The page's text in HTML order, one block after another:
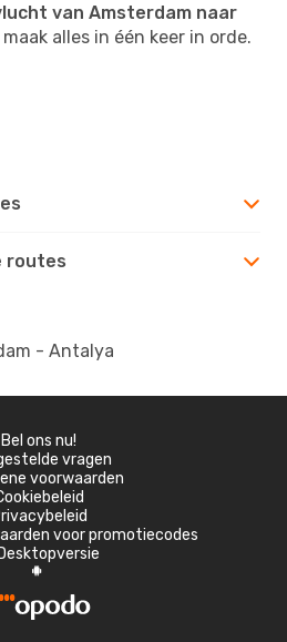
van Amsterdam naar
maak alles in één keer in orde.
routes
- Antalya
Bel ons nu!
vragen
voorwaarden
voor promotiecodes
Desktopversie
A